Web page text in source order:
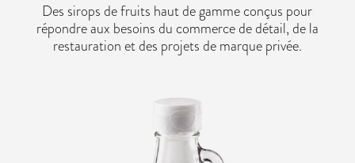
Des sirops de fruits haut de gamme conçus pour
répondre aux besoins du commerce de détail, de la
restauration et des projets de marque privée.